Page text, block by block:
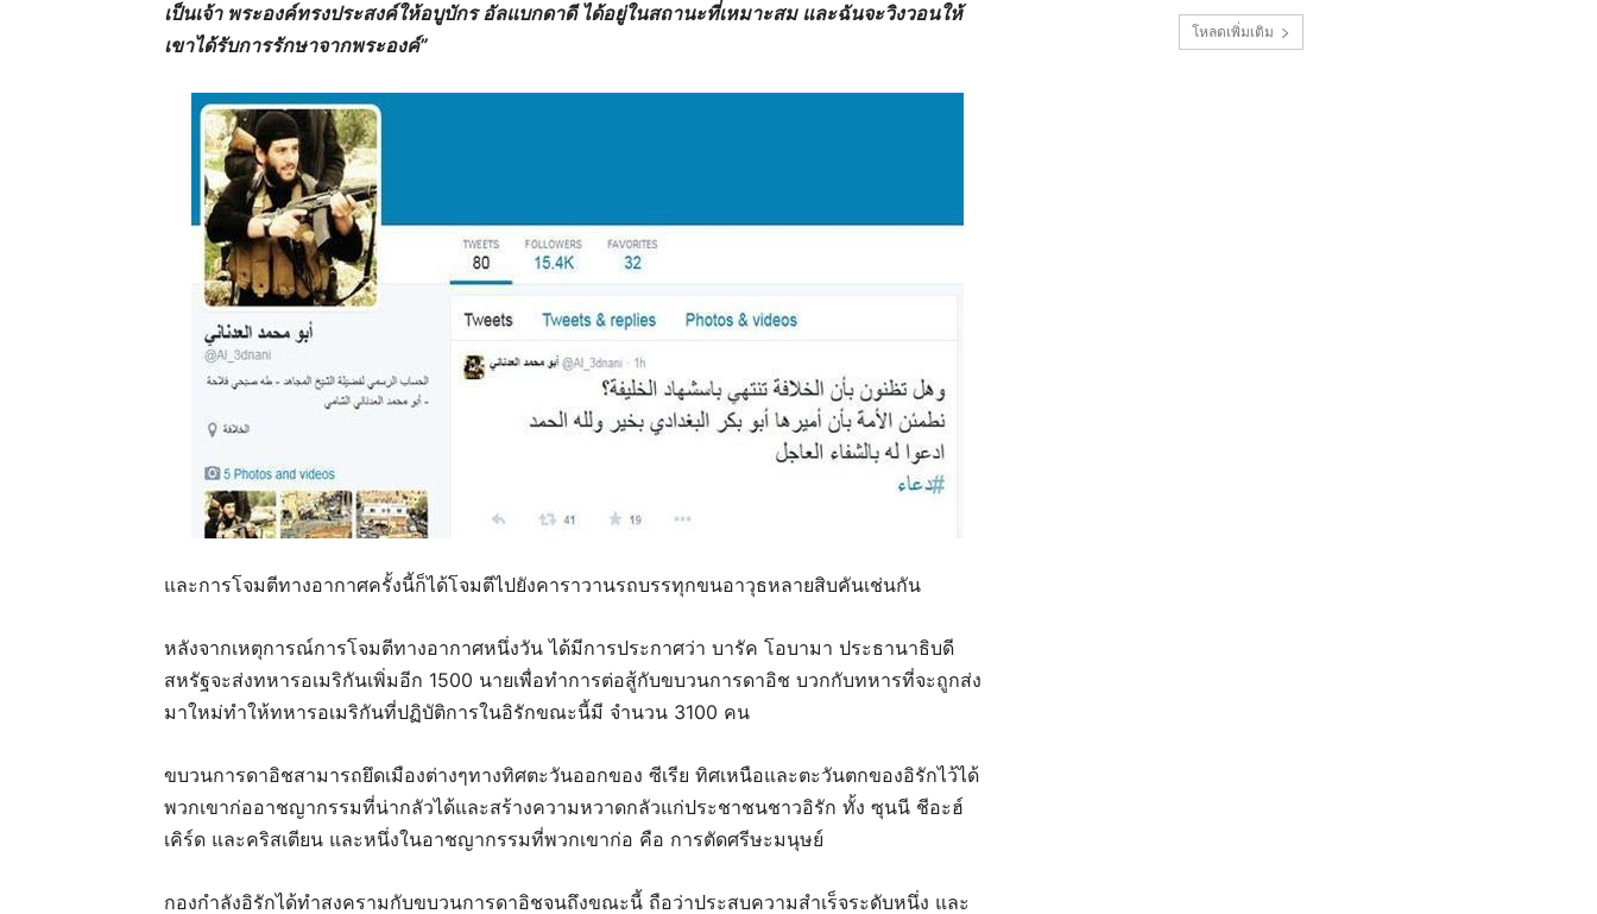
เป็นเจ้า พระองค์ทรงประสงค์ให้อบูบักร อัลแบกดาดี ได้อยู่ในสถานะที่เหมาะสม และฉันจะวิงวอนให้
เขาได้รับการรักษาจากพระองค์”
และการโจมตีทางอากาศครั้งนี้ก็ได้โจมตีไปยังคาราวานรถบรรทุกขนอาวุธหลายสิบคันเช่นกัน
หลังจากเหตุการณ์การโจมตีทางอากาศหนึ่งวัน ได้มีการประกาศว่า บารัค โอบามา ประธานาธิบดี
สหรัฐจะส่งทหารอเมริกันเพิ่มอีก 1500 นายเพื่อทำการต่อสู้กับขบวนการดาอิช บวกกับทหารที่จะถูกส่ง
มาใหม่ทำให้ทหารอเมริกันที่ปฏิบัติการในอิรักขณะนี้มี จำนวน 3100 คน
ขบวนการดาอิชสามารถยึดเมืองต่างๆทางทิศตะวันออกของ ซีเรีย ทิศเหนือและตะวันตกของอิรักไว้ได้
พวกเขาก่ออาชญากรรมที่น่ากลัวได้และสร้างความหวาดกลัวแก่ประชาชนชาวอิรัก ทั้ง ซุนนี ชีอะฮ์
เคิร์ด และคริสเตียน และหนึ่งในอาชญากรรมที่พวกเขาก่อ คือ การตัดศรีษะมนุษย์
กองกำลังอิรักได้ทำสงครามกับขบวนการดาอิชจนถึงขณะนี้ ถือว่าประสบความสำเร็จระดับหนึ่ง และ
โหลดเพิ่มเติม